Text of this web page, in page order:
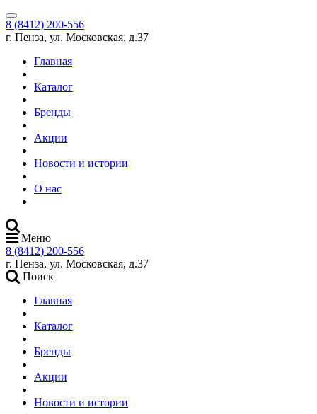
8 (8412) 200-556
г. Пенза, ул. Московская, д.37
Главная
Каталог
Бренды
Акции
Новости и истории
О нас
Меню
8 (8412) 200-556
г. Пенза, ул. Московская, д.37
Поиск
Главная
Каталог
Бренды
Акции
Новости и истории